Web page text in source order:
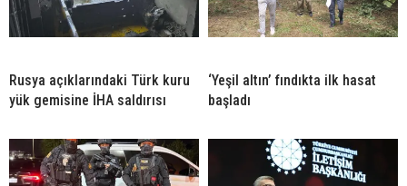
Rusya açıklarındaki Türk kuru
yük gemisine İHA saldırısı
‘Yeşil altın’ fındıkta ilk hasat
başladı